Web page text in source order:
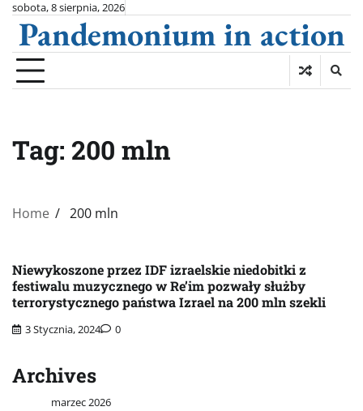
Skip
content
sobota, 8 sierpnia, 2026
Pandemonium in action
Tag: 200 mln
Home 200 mln
Niewykoszone przez IDF izraelskie niedobitki z
festiwalu muzycznego w Re’im pozwały służby
terrorystycznego państwa Izrael na 200 mln szekli
3 Stycznia, 2024 0
Archives
marzec 2026